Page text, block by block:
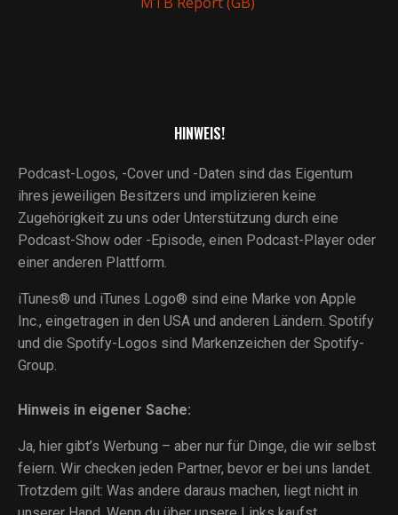
HINWEIS!
Podcast-Logos, -Cover und -Daten sind das Eigentum
ihres jeweiligen Besitzers und implizieren keine
Zugehörigkeit zu uns oder Unterstützung durch eine
Podcast-Show oder -Episode, einen Podcast-Player oder
einer anderen Plattform.
iTunes® und iTunes Logo® sind eine Marke von Apple
Inc., eingetragen in den USA und anderen Ländern. Spotify
und die Spotify-Logos sind Markenzeichen der Spotify-
Group.
Hinweis in eigener Sache:
Ja, hier gibt’s Werbung – aber nur für Dinge, die wir selbst
feiern. Wir checken jeden Partner, bevor er bei uns landet.
Trotzdem gilt: Was andere daraus machen, liegt nicht in